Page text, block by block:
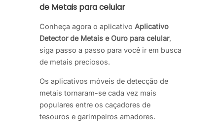
de Metais para celular
Conheça agora o aplicativo Aplicativo
Detector de Metais e Ouro para celular,
siga passo a passo para você ir em busca
de metais preciosos.
Os aplicativos móveis de detecção de
metais tornaram-se cada vez mais
populares entre os caçadores de
tesouros e garimpeiros amadores.